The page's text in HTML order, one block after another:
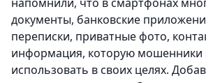
документы, банковские
переписки, приватные фото,
информация, которую мошенники
использовать в своих целях.